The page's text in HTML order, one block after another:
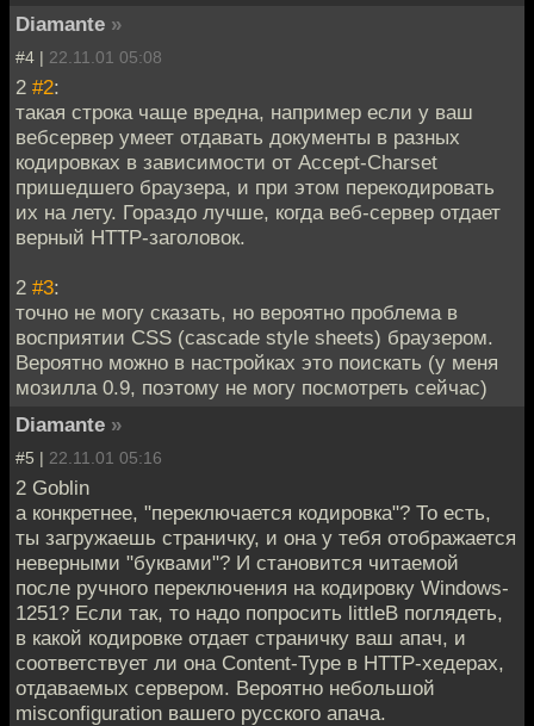
Diamante »
#4 | 22.11.01 05:08
2 #2:
такая строка чаще вредна, например если у ваш
вебсервер умеет отдавать документы в разных
кодировках в зависимости от Accept-Charset
пришедшего браузера, и при этом перекодировать
их на лету. Гораздо лучше, когда веб-сервер отдает
верный HTTP-заголовок.
2 #3:
точно не могу сказать, но вероятно проблема в
восприятии CSS (cascade style sheets) браузером.
Вероятно можно в настройках это поискать (у меня
мозилла 0.9, поэтому не могу посмотреть сейчас)
Diamante »
#5 | 22.11.01 05:16
2 Goblin
а конкретнее, "переключается кодировка"? То есть,
ты загружаешь страничку, и она у тебя отображается
неверными "буквами"? И становится читаемой
после ручного переключения на кодировку Windows-
1251? Если так, то надо попросить littleB поглядеть,
в какой кодировке отдает страничку ваш апач, и
соответствует ли она Content-Type в HTTP-хедерах,
отдаваемых сервером. Вероятно небольшой
misconfiguration вашего русского апача.